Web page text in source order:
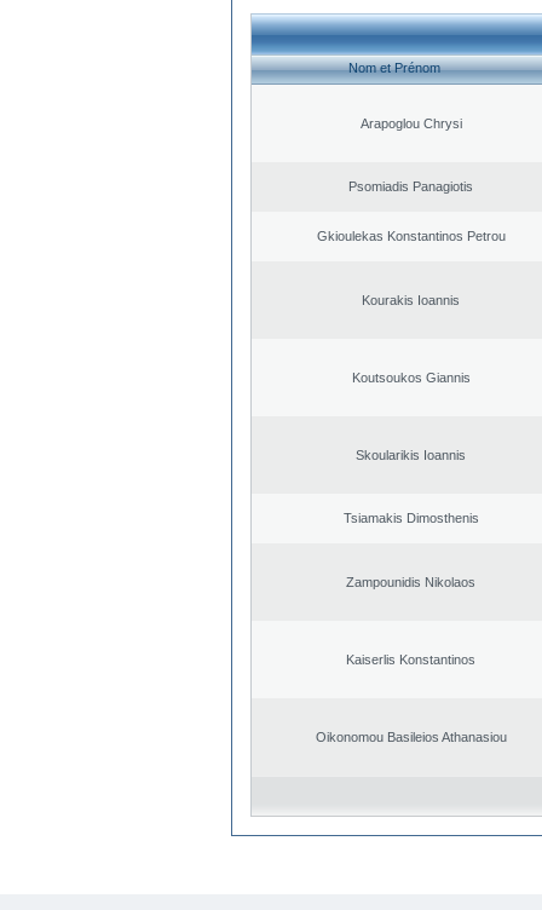
Nom et Prénom
Arapoglou Chrysi
Psomiadis Panagiotis
Gkioulekas Konstantinos Petrou
Kourakis Ioannis
Koutsoukos Giannis
Skoularikis Ioannis
Tsiamakis Dimosthenis
Zampounidis Nikolaos
Kaiserlis Konstantinos
Oikonomou Basileios Athanasiou